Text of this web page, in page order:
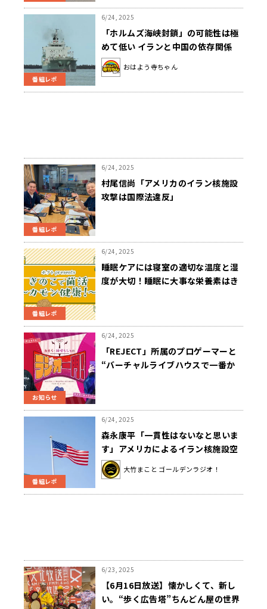
番組レポ
6/24, 2025
「ホルムズ海峡封鎖」の可能性は極
めて低い イランと中国の依存関係
おはよう寺ちゃん
番組レポ
6/24, 2025
村尾信尚「アメリカのイラン核施設
攻撃は国際法違反」
番組レポ
6/24, 2025
睡眠ケアには寝室の適切な温度と湿
度が大切！睡眠に大事な栄養素はき
お知らせ
6/24, 2025
「REJECT」所属のプロゲーマーと
“バーチャルライブハウスで一番か
スタート
番組レポ
6/24, 2025
森永康平「一貫性はないなと思いま
す」アメリカによるイラン核施設空
爆を解説
大竹まこと ゴールデンラジオ！
6/23, 2025
【6月16日放送】懐かしくて、新し
い。“歩く広告塔”ちんどん屋の世界